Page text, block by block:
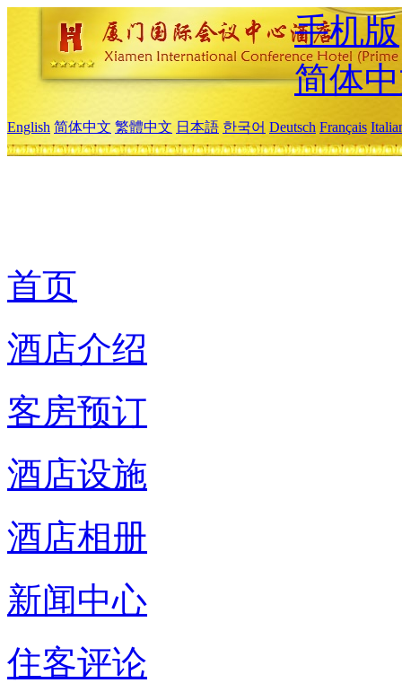
手机版
简体
English 简体中文 繁體中文 日本語 한국어 Deutsch Français
首页
酒店介绍
客房预订
酒店设施
酒店相册
新闻中心
住客评论